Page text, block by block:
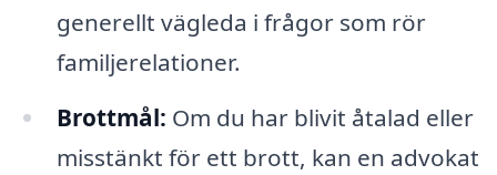
generellt vägleda i frågor som rör
familjerelationer.
Brottmål: Om du har blivit åtalad eller
misstänkt för ett brott, kan en advokat